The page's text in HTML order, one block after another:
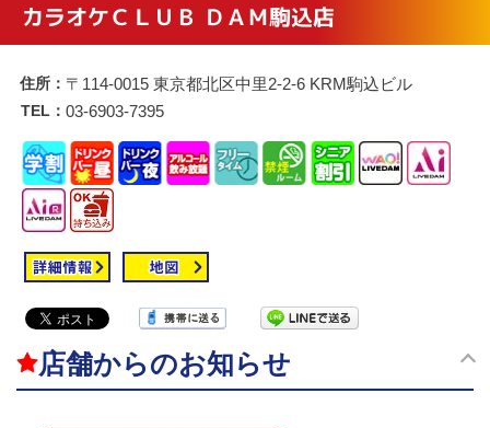
カラオケＣＬＵＢ ＤＡＭ駒込店
住所： 〒114-0015 東京都北区中里2-2-6 KRM駒込ビル
TEL： 03-6903-7395
店舗からのお知らせ